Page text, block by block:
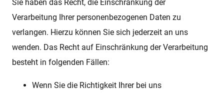
Sie haben das Recht, die Einschränkung der
Verarbeitung Ihrer personenbezogenen Daten zu
verlangen. Hierzu können Sie sich jederzeit an uns
wenden. Das Recht auf Einschränkung der Verarbeitung
besteht in folgenden Fällen:
Wenn Sie die Richtigkeit Ihrer bei uns